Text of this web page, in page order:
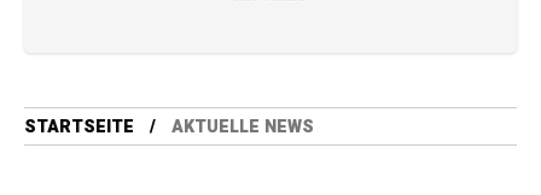
STARTSEITE AKTUELLE NEWS